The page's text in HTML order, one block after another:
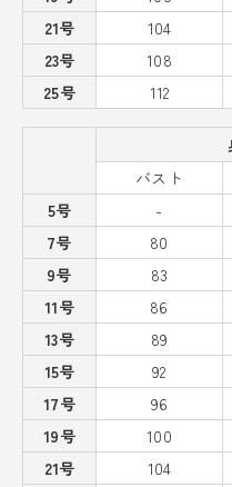
21号
104
23号
108
25号
112
バスト
5号
-
7号
80
9号
83
11号
86
13号
89
15号
92
17号
96
19号
100
21号
104